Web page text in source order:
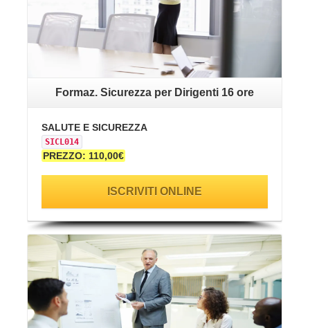
Formaz. Sicurezza per Dirigenti 16 ore
SALUTE E SICUREZZA
SICL014
PREZZO: 110,00€
ISCRIVITI ONLINE
VAI ALLA SCHEDA